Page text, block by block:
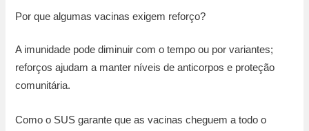
Por que algumas vacinas exigem reforço?
A imunidade pode diminuir com o tempo ou por variantes;
reforços ajudam a manter níveis de anticorpos e proteção
comunitária.
Como o SUS garante que as vacinas cheguem a todo o